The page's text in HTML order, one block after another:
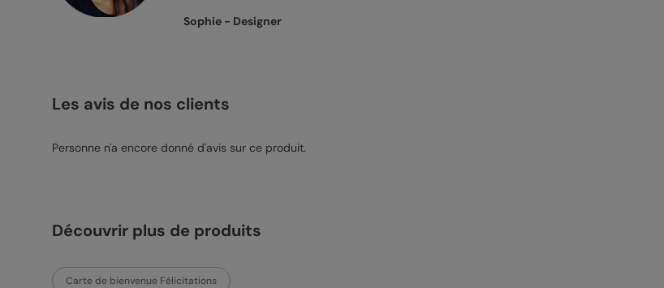
Sophie - Designer
Les avis de nos clients
Personne n'a encore donné d'avis sur ce produit.
Découvrir plus de produits
Carte de bienvenue Félicitations